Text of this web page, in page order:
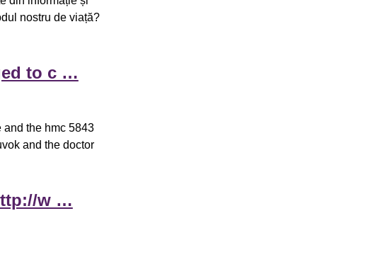
nostru de viață?
to c …
and the hmc 5843
and the doctor
w …